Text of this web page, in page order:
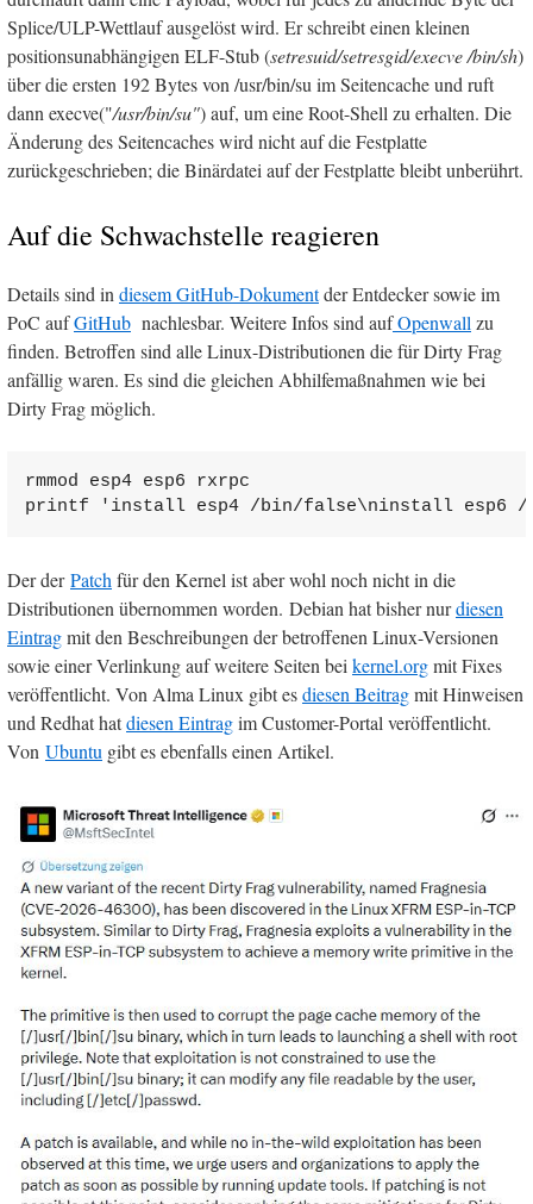
Splice/ULP-Wettlauf ausgelöst wird. Er schreibt einen kleinen
positionsunabhängigen ELF-Stub (setresuid/setresgid/execve /bin/sh)
über die ersten 192 Bytes von /usr/bin/su im Seitencache und ruft
dann execve("/usr/bin/su") auf, um eine Root-Shell zu erhalten. Die
Änderung des Seitencaches wird nicht auf die Festplatte
zurückgeschrieben; die Binärdatei auf der Festplatte bleibt unberührt.
Auf die Schwachstelle reagieren
Details sind in diesem GitHub-Dokumentder Entdecker sowie im
PoC aufGitHub nachlesbar. Weitere Infos sind aufOpenwall zu
finden. Betroffen sind alle Linux-Distributionen die für Dirty Frag
anfällig waren. Es sind die gleichen Abhilfemaßnahmen wie bei
Dirty Frag möglich.
rmmod esp4 esp6 rxrpc
printf 'install esp4 /bin/false\ninstall esp6 /
Der derPatch für den Kernel ist aber wohl noch nicht in die
Distributionen übernommen worden. Debian hat bisher nurdiesen
Eintragmit den Beschreibungen der betroffenen Linux-Versionen
sowie einer Verlinkung auf weitere Seiten bei kernel.orgmit Fixes
veröffentlicht. Von Alma Linux gibt esdiesen Beitragmit Hinweisen
und Redhat hatdiesen Eintragim Customer-Portal veröffentlicht.
Von Ubuntu gibt es ebenfalls einen Artikel.